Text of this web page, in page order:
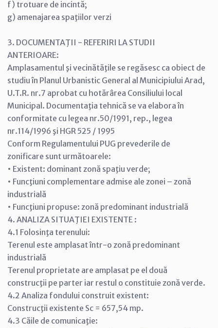
f) trotuare de incintă;
g) amenajarea spaţiilor verzi
3. DOCUMENTAŢII - REFERIRI LA STUDII
ANTERIOARE:
Amplasamentul şi vecinătăţile se regăsesc ca obiect de
studiu în Planul Urbanistic General al Municipiului Arad,
U.T.R. nr.7 aprobat cu hotărârea Consiliului local
Municipal. Documentaţia tehnică se va elabora în
conformitate cu legea nr.50/1991, rep., legea
nr.114/1996 şi HGR 525 / 1995
Conform Regulamentului PUG prevederile de
zonificare sunt următoarele:
• Existent: dominant zonă spaţiu verde;
• Funcţiuni complementare admise ale zonei – zonă
industrială
• Funcţiuni propuse: zonă predominant industrială
4. ANALIZA SITUAŢIEI EXISTENTE :
4.1 Folosinţa terenului:
Terenul este amplasat într-o zonă predominant
industrială
Terenul proprietate are amplasat pe el două
construcţii pe parter iar restul o constituie zonă verde.
4.2 Analiza fondului construit existent:
Construcţii existente Sc = 657,54 mp.
4.3 Căile de comunicaţie: